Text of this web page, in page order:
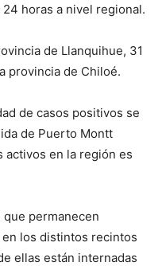
horas a nivel regional.
de Llanquihue, 31
provincia de Chiloé.
de casos positivos se
de Puerto Montt
activos en la región es
permanecen
los distintos recintos
ellas están internadas